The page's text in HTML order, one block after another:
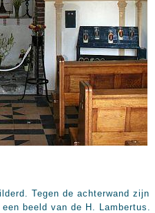
Tegen de achterwand zijn
beeld van de H. Lambertus.